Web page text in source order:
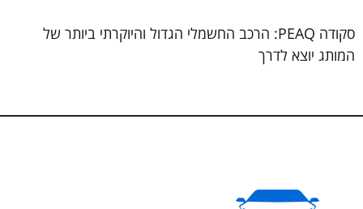
סקודה PEAQ: הרכב החשמלי הגדול והיוקרתי ביותר של
המותג יוצא לדרך